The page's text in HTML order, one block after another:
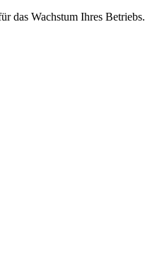
das Wachstum Ihres Betriebs.